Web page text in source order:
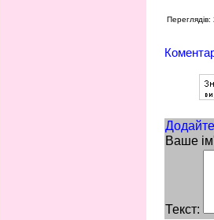
Переглядів:
Ваше
Текст: